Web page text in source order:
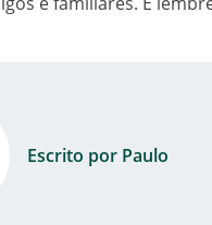
Escrito por Paulo